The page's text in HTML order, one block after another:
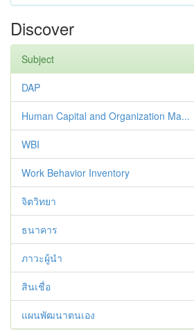
Discover
Subject
DAP
Human Capital and Organization Ma...
WBI
Work Behavior Inventory
จิตวิทยา
ธนาคาร
ภาวะผู้นำ
สินเชื่อ
แผนพัฒนาตนเอง